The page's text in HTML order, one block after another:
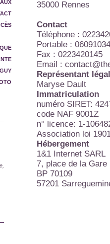
35000 Rennes
Contact
Téléphone :
Portable :
Fax : 0223420145
Email :
Représentant légal
Maryse Dault
Immatriculation
numéro SIRET:
code NAF 9001Z
n° licence: 1-
Association loi
Hébergement
1&1 Internet SARL
7, place de la Gare
BP 70109
57201